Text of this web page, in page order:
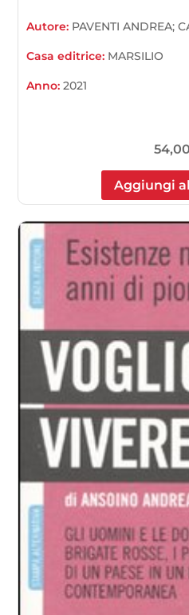
Autore: PAVENTI ANDREA;
Casa editrice: MARSILIO
Anno:2021
54,00
Aggiungi